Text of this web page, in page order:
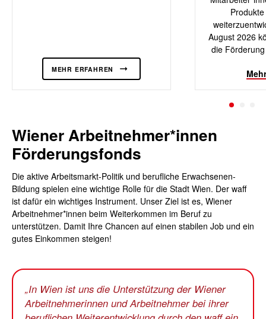
MEHR ERFAHREN
August 2026
die
Wiener Arbeitnehmer*innen
Förderungsfonds
Die aktive Arbeitsmarkt-Politik und berufliche Erwachsenen-
Bildung spielen eine wichtige Rolle für die Stadt Wien. Der waff
ist dafür ein wichtiges Instrument. Unser Ziel ist es, Wiener
Arbeitnehmer*innen beim Weiterkommen im Beruf zu
unterstützen. Damit Ihre Chancen auf einen stabilen Job und ein
gutes Einkommen steigen!
In Wien ist uns die Unterstützung der Wiener
Arbeitnehmerinnen und Arbeitnehmer bei ihrer